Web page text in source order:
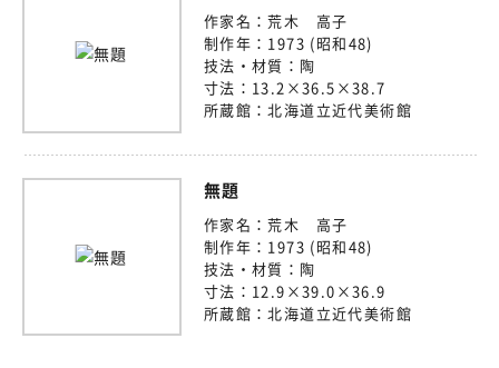
作家名：荒木 高子
制作年： 1973 (昭和48)
技法・材質： 陶
寸法： 13.2×36.5×38.7
所蔵館： 北海道立近代美術館
無題
作家名：荒木 高子
制作年： 1973 (昭和48)
技法・材質： 陶
寸法： 12.9×39.0×36.9
所蔵館： 北海道立近代美術館